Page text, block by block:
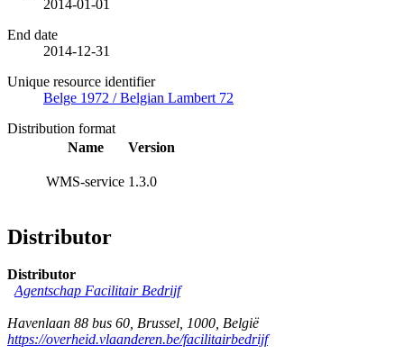
2014-01-01
End date
2014-12-31
Unique resource identifier
Belge 1972 / Belgian Lambert 72
Distribution format
Name
Version
WMS-service 1.3.0
Distributor
Distributor
Agentschap Facilitair Bedrijf
Havenlaan 88 bus 60, Brussel, 1000, België
https://overheid.vlaanderen.be/facilitairbedrijf